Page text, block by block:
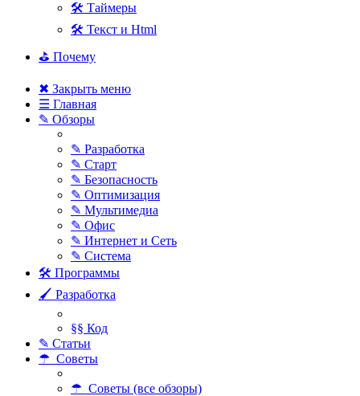
🛠 Таймеры
🛠 Текст и Html
⛳ Почему
✖ Закрыть меню
☰ Главная
✎ Обзоры
✎ Разработка
✎ Старт
✎ Безопасность
✎ Оптимизация
✎ Мультимедиа
✎ Офис
✎ Интернет и Сеть
✎ Система
🛠 Программы
🖌 Разработка
§§ Код
✎ Статьи
☂ Советы
☂ Советы (все обзоры)